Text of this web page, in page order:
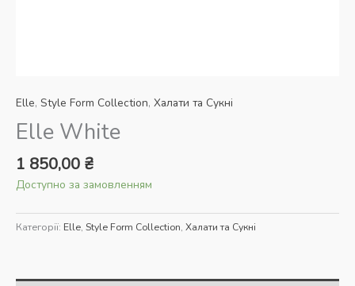
Elle, Style Form Collection, Халати та Сукні
Elle White
1 850,00 ₴
Доступно за замовленням
Категорії: Elle, Style Form Collection, Халати та Сукні